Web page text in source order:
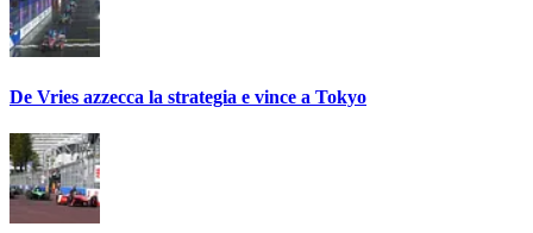
De Vries azzecca la strategia e vince a Tokyo